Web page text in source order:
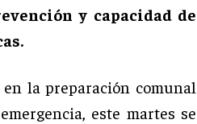
y capacidad de
en la preparación comunal
este martes se